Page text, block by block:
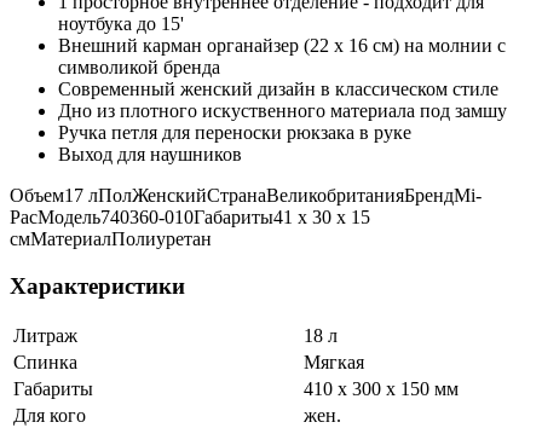
ноутбука до 15'
Внешний карман органайзер (22 x 16 см) на молнии с
символикой бренда
Современный женский дизайн в классическом стиле
Дно из плотного искуственного материала под замшу
Ручка петля для переноски рюкзака в руке
Выход для наушников
Объем17 лПолЖенскийСтранаВеликобританияБрендMi-
PacМодель740360-010Габариты41 x 30 x 15
смМатериалПолиуретан
Характеристики
Литраж
18 л
Спинка
Мягкая
Габариты
410 x 300 x 150 мм
Для кого
жен.